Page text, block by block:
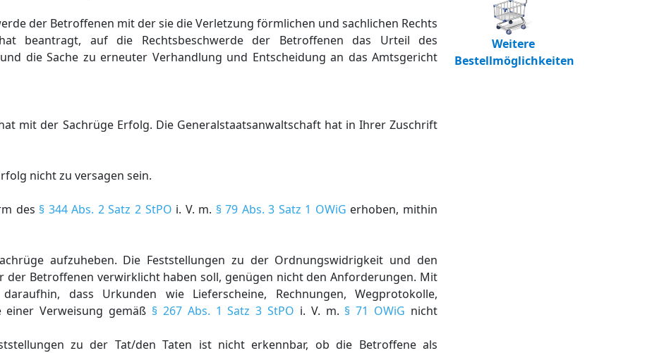
der Betroffenen mit der sie die Verletzung förmlichen und sachlichen Rechts
beantragt, auf die Rechtsbeschwerde der Betroffenen das Urteil des
die Sache zu erneuter Verhandlung und Entscheidung an das Amtsgericht
mit der Sachrüge Erfolg. Die Generalstaatsanwaltschaft hat in Ihrer Zuschrift
nicht zu versagen sein.
des § 344 Abs. 2 Satz 2 StPO i. V. m. § 79 Abs. 3 Satz 1 OWiG erhoben, mithin
aufzuheben. Die Feststellungen zu der Ordnungswidrigkeit und den
der Betroffenen verwirklicht haben soll, genügen nicht den Anforderungen. Mit
dass Urkunden wie Lieferscheine, Rechnungen, Wegprotokolle,
einer Verweisung gemäß § 267 Abs. 1 Satz 3 StPO i. V. m. § 71 OWiG nicht
zu der Tat/den Taten ist nicht erkennbar, ob die Betroffene als
Weitere
Bestellmöglichkeiten